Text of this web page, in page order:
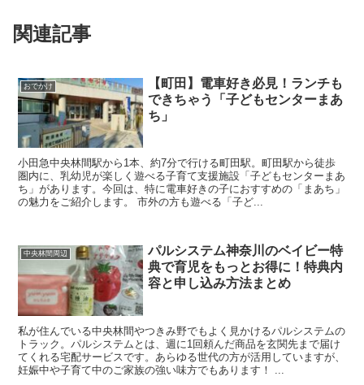
関連記事
おでかけ
【町田】電車好き必見！ランチも
できちゃう「子どもセンターまあ
ち」
小田急中央林間駅から1本、約7分で行ける町田駅。町田駅から徒歩
圏内に、乳幼児が楽しく遊べる子育て支援施設「子どもセンターまあ
ち」があります。今回は、特に電車好きの子におすすめの「まあち」
の魅力をご紹介します。 市外の方も遊べる「子ど...
中央林間周辺
パルシステム神奈川のベイビー特
典で育児をもっとお得に！特典内
容と申し込み方法まとめ
私が住んでいる中央林間やつきみ野でもよく見かけるパルシステムの
トラック。パルシステムとは、週に1回頼んだ商品を玄関先まで届け
てくれる宅配サービスです。あらゆる世代の方が活用していますが、
妊娠中や子育て中のご家族の強い味方でもあります！ ...